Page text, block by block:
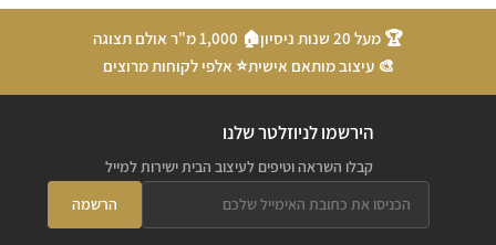
🏆 מעל 20 שנות ניסיון
🏠 1,000 מ"ר אולם תצוגה
🎨 עיצוב מותאם אישית⭐ אלפי לקוחות מרוצים
הירשמו לניוזלטר שלנו
קבלו השראה וטיפים לעיצוב הבית ישירות למייל
הרשמה